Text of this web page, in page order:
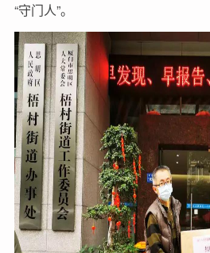
“守门人”。